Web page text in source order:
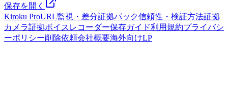
保存を開く
Kiroku ProURL監視・差分証拠パック信頼性・検証方法証拠
カメラ証拠ボイスレコーダー保存ガイド利用規約プライバシ
ーポリシー削除依頼会社概要海外向けLP